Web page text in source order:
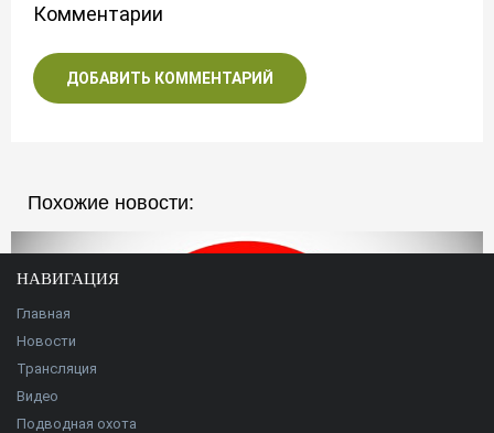
Комментарии
ДОБАВИТЬ КОММЕНТАРИЙ
Похожие новости:
НАВИГАЦИЯ
Главная
Новости
Трансляция
Видео
Подводная охота